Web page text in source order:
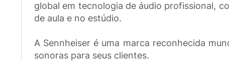
global em tecnologia de áudio profissional,
de aula e no estúdio.
A Sennheiser é uma marca reconhecida
sonoras para seus clientes.